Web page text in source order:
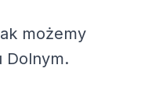
możemy
Dolnym.